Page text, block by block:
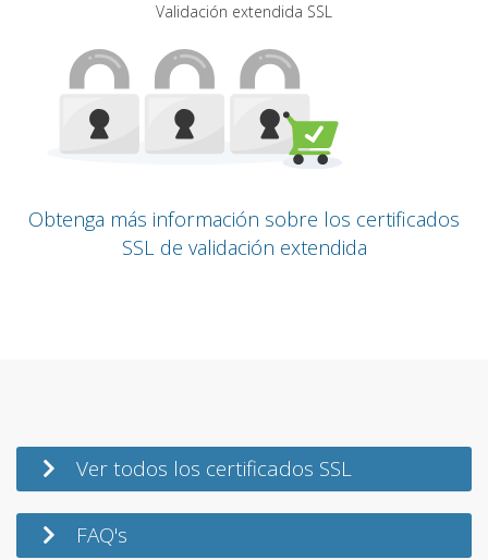
Validación extendida SSL
Obtenga más información sobre los certificados
SSL de validación extendida
Ver todos los certificados SSL
FAQ's